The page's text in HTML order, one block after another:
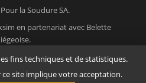
la Soudure SA.
en partenariat avec Belette
.
Mentions légales
fins techniques et de statistiques.
site implique votre acceptation.